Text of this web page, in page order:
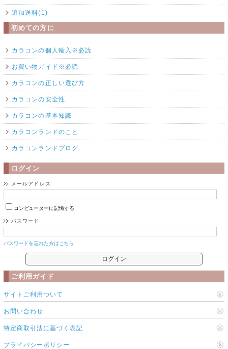
追加送料(1)
初めての方に
カラコンの個人輸入※必読
お買い物ガイド※必読
カラコンの正しい選び方
カラコンの安全性
カラコンの基本知識
カラコンランドのこと
カラコンランドブログ
ログイン
メールアドレス
コンピューターに記憶する
パスワード
パスワードを忘れた方はこちら
ご利用ガイド
サイトご利用ついて
お問い合わせ
特定商取引法に基づく表記
プライバシーポリシー